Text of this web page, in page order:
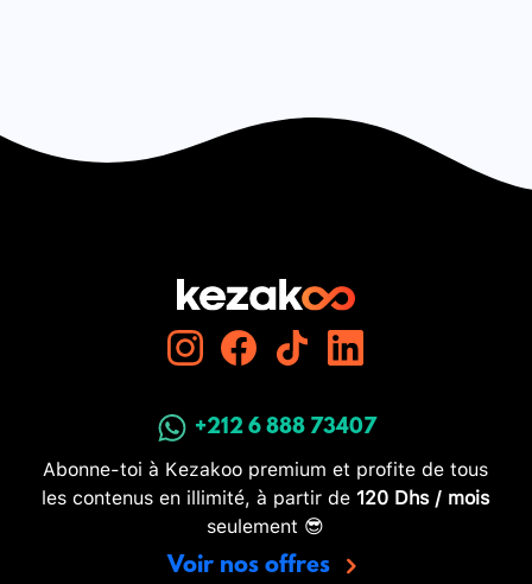
+212 6 888 73407
Abonne-toi à Kezakoo premium et profite de tous
les contenus en illimité, à partir de 120 Dhs / mois
seulement 😎
Voir nos offres